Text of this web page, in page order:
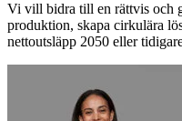
Vi vill bidra till en rättvis och
produktion, skapa cirkulära
nettoutsläpp 2050 eller